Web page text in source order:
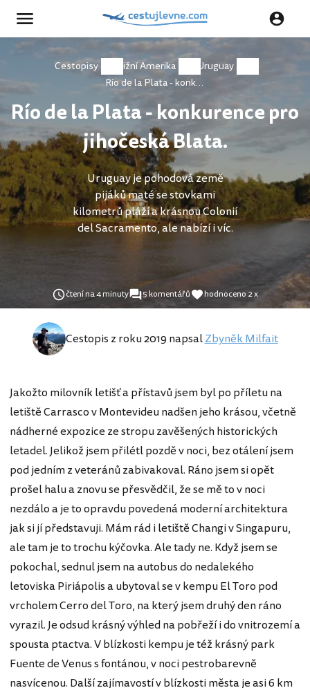
Cestopisy Jižní Amerika
Uruguay
Río de la Plata - konkurence pro jihočeská Blata.
Río de la Plata - konkurence pro
jihočeská Blata.
Uruguay je pohodová země
pijáků maté se stovkami
kilometrů pláží a krásnou Colonií
del Sacramento, ale nabízí i víc.
čtení na 4 minuty 5 komentářů hodnoceno 2 x
Cestopis z roku 2019 napsalZbyněk Milfait
Jakožto milovník letišť a přístavů jsem byl po příletu na
letiště Carrasco v Montevideu nadšen jeho krásou, včetně
nádherné expozice ze stropu zavěšených historických
letadel. Jelikož jsem přilétl pozdě v noci, bez otálení jsem
pod jedním z veteránů zabivakoval. Ráno jsem si opět
prošel halu a znovu se přesvědčil, že se mě to v noci
nezdálo a je to opravdu povedená moderní architektura
jak si jí představuji. Mám rád i letiště Changi v Singapuru,
ale tam je to trochu kýčovka. Ale tady ne. Když jsem se
pokochal, sednul jsem na autobus do nedalekého
letoviska Piriápolis a ubytoval se v kempu El Toro pod
vrcholem Cerro del Toro, na který jsem druhý den ráno
vyrazil. Je odsud krásný výhled na pobřeží i do vnitrozemí a
spousta ptactva. V blízkosti kempu je též krásný park
Fuente de Venus s fontánou, v noci pestrobarevně
nasvícenou. Další zajímavostí v blízkosti města je asi 6 km